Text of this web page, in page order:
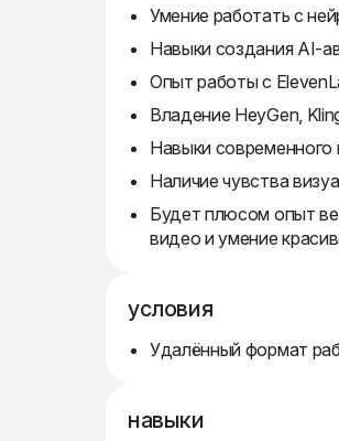
Умение работать с
Навыки создания AI-
Опыт работы с
Владение HeyGen,
Навыки современного
Наличие чувства
Будет плюсом опыт
видео и умение
условия
Удалённый формат
навыки